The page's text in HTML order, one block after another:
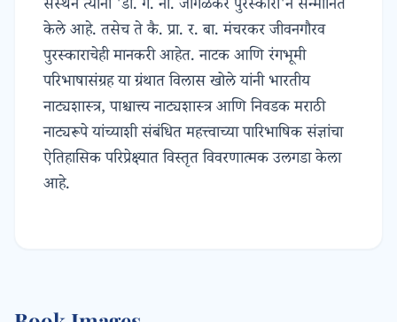
संस्थेने त्यांना 'डॉ. गं. ना. जोगळेकर पुरस्कारा'ने सन्मानित
केले आहे. तसेच ते कै. प्रा. र. बा. मंचरकर जीवनगौरव
पुरस्काराचेही मानकरी आहेत. नाटक आणि रंगभूमी
परिभाषासंग्रह या ग्रंथात विलास खोले यांनी भारतीय
नाट्यशास्त्र, पाश्चात्त्य नाट्यशास्त्र आणि निवडक मराठी
नाट्यरूपे यांच्याशी संबंधित महत्त्वाच्या पारिभाषिक संज्ञांचा
ऐतिहासिक परिप्रेक्ष्यात विस्तृत विवरणात्मक उलगडा केला
आहे.